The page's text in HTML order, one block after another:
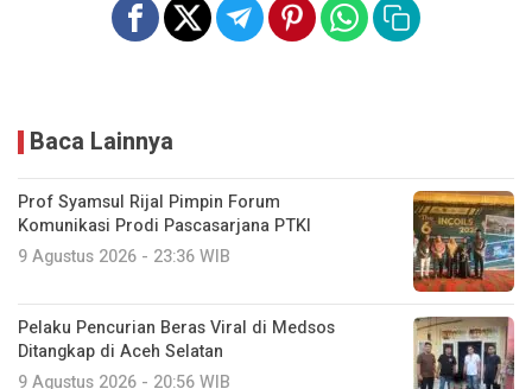
Baca Lainnya
Prof Syamsul Rijal Pimpin Forum
Komunikasi Prodi Pascasarjana PTKI
9 Agustus 2026 - 23:36 WIB
Pelaku Pencurian Beras Viral di Medsos
Ditangkap di Aceh Selatan
9 Agustus 2026 - 20:56 WIB